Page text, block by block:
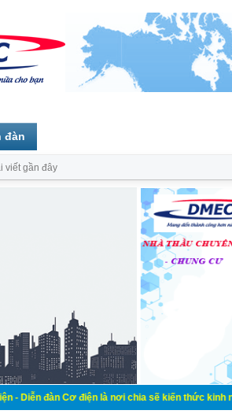
Cơ điện là nơi chia sẽ kiến thức kinh nghiệm
đàn
viết gần đây